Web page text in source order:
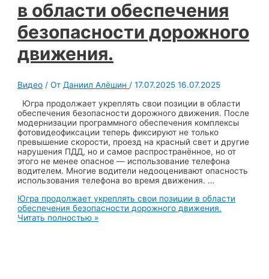
в области обеспечения
безопасности дорожного
движения.
Видео / От Даниил Алёшин /17.07.2025 16.07.2025
Югра продолжает укреплять свои позиции в области
обеспечения безопасности дорожного движения. После
модернизации программного обеспечения комплексы
фотовидеофиксации теперь фиксируют не только
превышение скорости, проезд на красный свет и другие
нарушения ПДД, но и самое распространённое, но от
этого не менее опасное — использование телефона
водителем. Многие водители недооценивают опасность
использования телефона во время движения. …
Югра продолжает укреплять свои позиции в области
обеспечения безопасности дорожного движения.
Читать полностью »